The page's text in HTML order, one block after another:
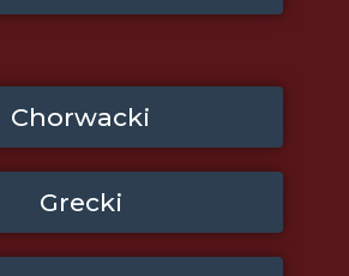
Chorwacki
Grecki